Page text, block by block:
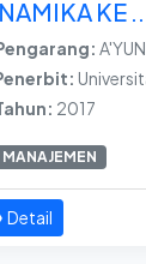
KE
2017
MANAJEMEN
Detail